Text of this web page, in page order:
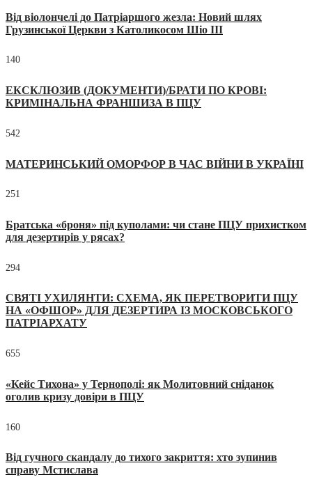
Від віолончелі до Патріаршого жезла: Новий шлях
Грузинської Церкви з Католикосом Шіо III
140
ЕКСКЛЮЗИВ (ДОКУМЕНТИ)/БРАТИ ПО КРОВІ:
КРИМІНАЛЬНА ФРАНШИЗА В ПЦУ
542
МАТЕРИНСЬКИЙ ОМОРФОР В ЧАС ВІЙНИ В УКРАЇНІ
251
Братська «броня» під куполами: чи стане ПЦУ прихистком
для дезертирів у рясах?
294
СВЯТІ УХИЛЯНТИ: СХЕМА, ЯК ПЕРЕТВОРИТИ ПЦУ
НА «ОФШОР» ДЛЯ ДЕЗЕРТИРА ІЗ МОСКОВСЬКОГО
ПАТРІАРХАТУ
655
«Кейс Тихона» у Тернополі: як Молитовний сніданок
оголив кризу довіри в ПЦУ
160
Від гучного скандалу до тихого закриття: хто зупинив
справу Мстислава